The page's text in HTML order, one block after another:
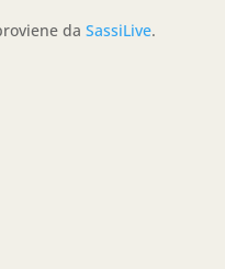
da SassiLive.